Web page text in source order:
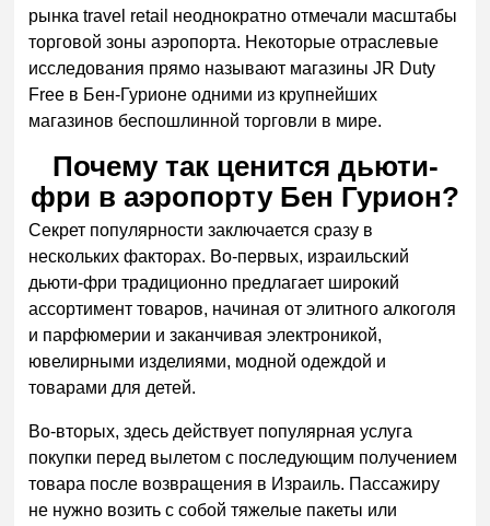
рынка travel retail неоднократно отмечали масштабы
торговой зоны аэропорта. Некоторые отраслевые
исследования прямо называют магазины JR Duty
Free в Бен-Гурионе одними из крупнейших
магазинов беспошлинной торговли в мире.
Почему так ценится дьюти-
фри в аэропорту Бен Гурион?
Секрет популярности заключается сразу в
нескольких факторах. Во-первых, израильский
дьюти-фри традиционно предлагает широкий
ассортимент товаров, начиная от элитного алкоголя
и парфюмерии и заканчивая электроникой,
ювелирными изделиями, модной одеждой и
товарами для детей.
Во-вторых, здесь действует популярная услуга
покупки перед вылетом с последующим получением
товара после возвращения в Израиль. Пассажиру
не нужно возить с собой тяжелые пакеты или